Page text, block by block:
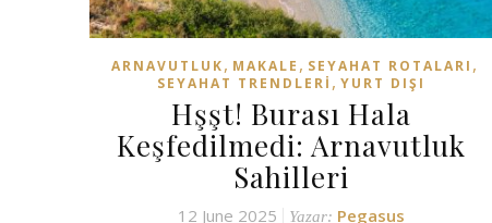
ARNAVUTLUK, MAKALE , SEYAHAT ROTALARI ,
SEYAHAT TRENDLERI , YURT DIŞI
Hşşt! Burası Hala
Keşfedilmedi: Arnavutluk
Sahilleri
12 June 2025 Yazar: Pegasus